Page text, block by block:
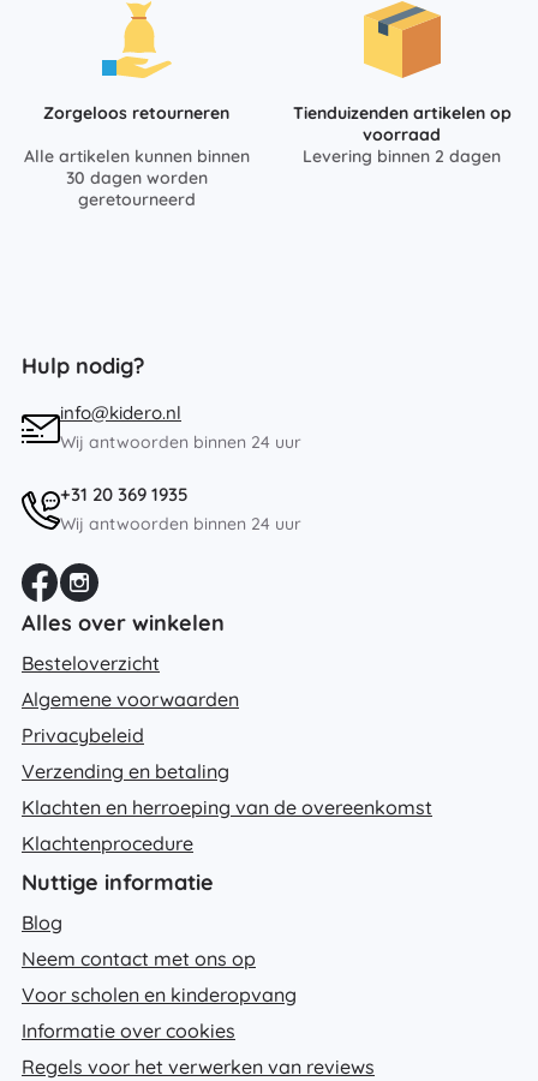
Zorgeloos retourneren
Alle artikelen kunnen binnen
30 dagen worden
geretourneerd
Tienduizenden artikelen op
voorraad
Levering binnen 2 dagen
Hulp nodig?
info@kidero.nl
Wij antwoorden binnen 24 uur
+31 20 369 1935
Wij antwoorden binnen 24 uur
Alles over winkelen
Besteloverzicht
Algemene voorwaarden
Privacybeleid
Verzending en betaling
Klachten en herroeping van de overeenkomst
Klachtenprocedure
Nuttige informatie
Blog
Neem contact met ons op
Voor scholen en kinderopvang
Informatie over cookies
Regels voor het verwerken van reviews